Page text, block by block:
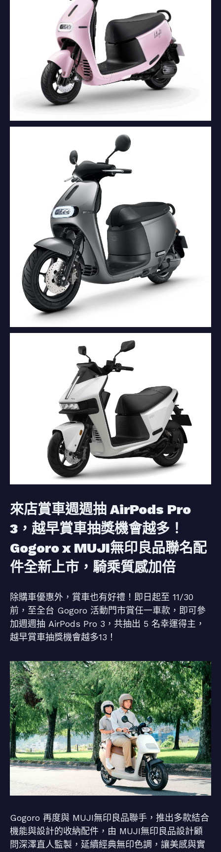
來店賞車週週抽 AirPods Pro
3，越早賞車抽獎機會越多！
Gogoro x MUJI無印良品聯名配
件全新上市，騎乘質感加倍
除購車優惠外，賞車也有好禮！即日起至 11/30
前，至全台 Gogoro 活動門市賞任一車款，即可參
加週週抽 AirPods Pro 3，共抽出 5 名幸運得主，
越早賞車抽獎機會越多13！
Gogoro 再度與 MUJI無印良品聯手，推出多款結合
機能與設計的收納配件，由 MUJI無印良品設計顧
問深澤直人監製，延續經典無印色調，讓美感與實